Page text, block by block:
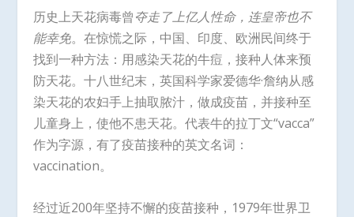
历史上天花病毒曾夺走了上亿人性命，连皇帝也不
能幸免。在惊慌之际，中国、印度、欧洲民间终于
找到一种方法：用感染天花的牛痘，接种人体来预
防天花。十八世纪末，英国科学家爱德华·詹纳从感
染天花的农妇手上抽取脓汁，做成疫苗，并接种至
儿童身上，使他不患天花。代表牛的拉丁文“vacca”
作为字源，有了疫苗接种的英文名词：
vaccination。
经过近200年坚持不懈的疫苗接种，1979年世界卫